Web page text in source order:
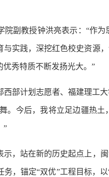
教授钟洪亮表示：“作为
实践，深挖红色校史资源
秀特质不断发扬光大。”
计划志愿者、福建理工大
。今后，我将立足边疆热
”
站在新的历史起点上，闽
，锚定“双优”工程目标，